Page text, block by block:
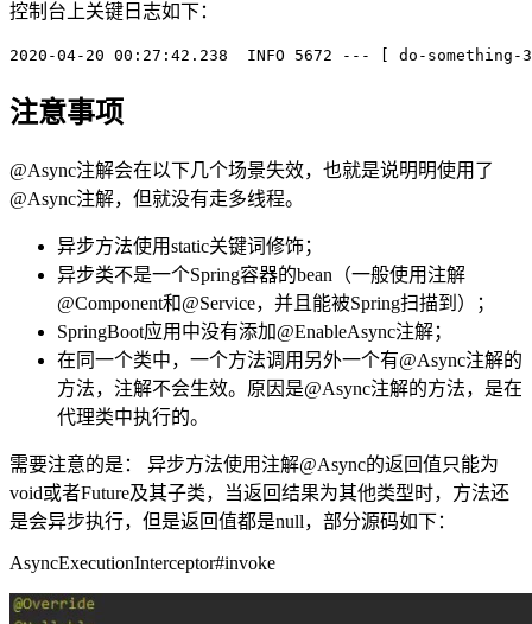
控制台上关键日志如下：
2020 -04-20 00 :27 :42.238 INFO 5672 --- [ do-something-
注意事项
@Async注解会在以下几个场景失效，也就是说明明使用了
@Async注解，但就没有走多线程。
异步方法使用static关键词修饰；
异步类不是一个Spring容器的bean（一般使用注解
@Component和@Service，并且能被Spring扫描到）；
SpringBoot应用中没有添加@EnableAsync注解；
在同一个类中，一个方法调用另外一个有@Async注解的
方法，注解不会生效。原因是@Async注解的方法，是在
代理类中执行的。
需要注意的是： 异步方法使用注解@Async的返回值只能为
void或者Future及其子类，当返回结果为其他类型时，方法还
是会异步执行，但是返回值都是null，部分源码如下：
AsyncExecutionInterceptor#invoke